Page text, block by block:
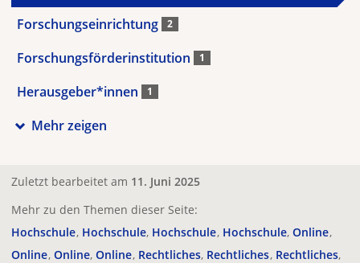
Forschungseinrichtung 2
Forschungsförderinstitution 1
Herausgeber*innen 1
Mehr zeigen
Zuletzt bearbeitet am 11. Juni 2025
Mehr zu den Themen dieser Seite:
Hochschule Hochschule Hochschule Hochschule Online
Online Online Online Rechtliches Rechtliches Rechtliches